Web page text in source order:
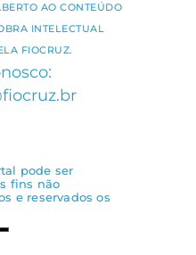
AO CONTEÚDO
INTELECTUAL
FIOCRUZ.
pode ser
fins não
e reservados os